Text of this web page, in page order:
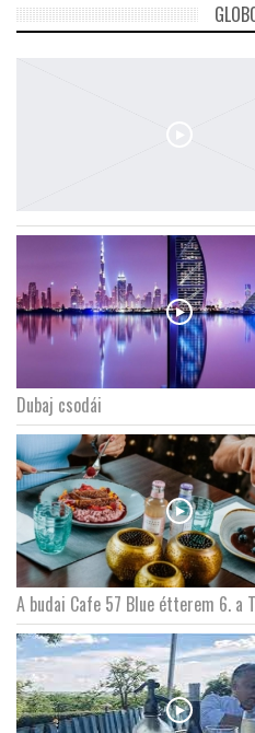
Dubaj csodái
A budai Cafe 57 Blue étterem 6. a